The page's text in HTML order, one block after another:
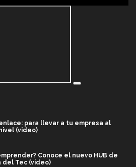
para llevar a tu empresa al
(video)
Conoce el nuevo HUB de
del Tec (video)